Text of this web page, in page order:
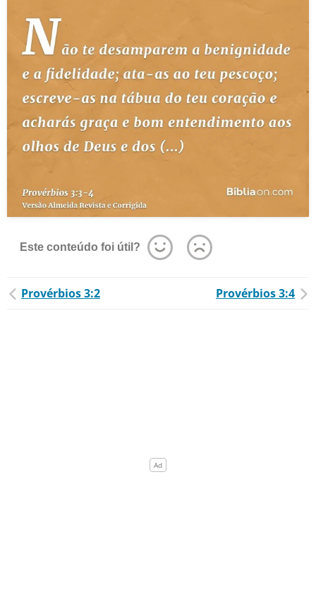
Este conteúdo foi útil?
Provérbios 3:2 Provérbios 3:4